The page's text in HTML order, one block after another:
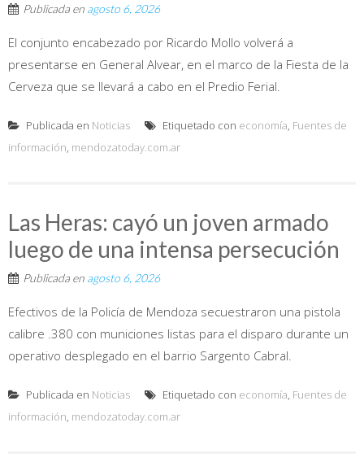
Publicada en agosto 6, 2026
El conjunto encabezado por Ricardo Mollo volverá a
presentarse en General Alvear, en el marco de la Fiesta de la
Cerveza que se llevará a cabo en el Predio Ferial.
Publicada en Noticias Etiquetado con economía, Fuentes de
información, mendozatoday.com.ar
Las Heras: cayó un joven armado
luego de una intensa persecución
Publicada en agosto 6, 2026
Efectivos de la Policía de Mendoza secuestraron una pistola
calibre .380 con municiones listas para el disparo durante un
operativo desplegado en el barrio Sargento Cabral.
Publicada en Noticias Etiquetado con economía, Fuentes de
información, mendozatoday.com.ar